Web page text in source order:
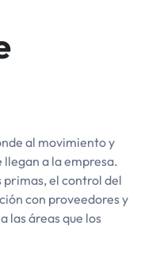
al movimiento y
llegan a la empresa.
el control del
con proveedores y
las áreas que los